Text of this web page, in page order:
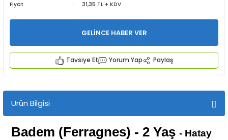
Fiyat
31,35 TL + KDV
GELİNCE HABER VER
Tavsiye Et Yorum Yap Paylaş
Ürün Bilgisi
Badem (Ferragnes) - 2 Yaş - Hatay